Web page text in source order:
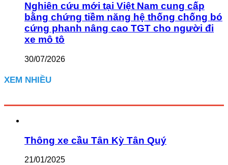
Nghiên cứu mới tại Việt Nam cung cấp
bằng chứng tiềm năng hệ thống chống bó
cứng phanh nâng cao TGT cho người đi
xe mô tô
30/07/2026
XEM NHIỀU
Thông xe cầu Tân Kỳ Tân Quý
21/01/2025